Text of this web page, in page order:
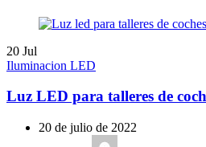
20 Jul
Iluminacion LED
Luz LED para talleres de
20 de julio de 2022